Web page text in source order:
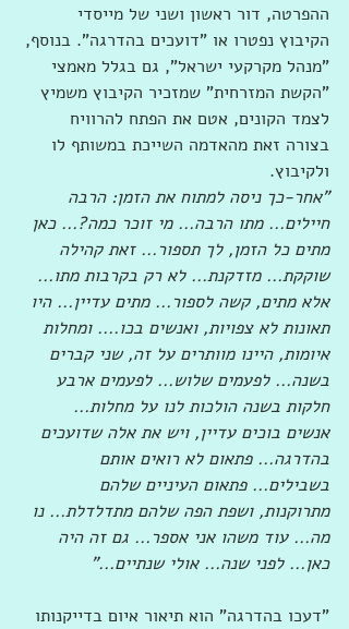
ההפרטה, דור ראשון ושני של מייסדי
הקיבוץ נפטרו או "דועכים בהדרגה". בנוסף,
"מנהל מקרקעי ישראל", גם בגלל מאמצי
"הקשת המזרחית" שמזכיר הקיבוץ משמיץ
לצמד הקונים, אטם את הפתח להרוויח
בצורה זאת מהאדמה השייכת במשותף לו
ולקיבוץ.
"אחר-כך ניסה למתוח את הזמן: הרבה
חיילים... מתו הרבה... מי זוכר כמה?... כאן
מתים כל הזמן, לך תספור... זאת קהילה
שוקקת... מזדקנת... לא רק בקרבות מתו...
אלא מתים, קשה לספור... מתים עדיין... היו
תאונות לא צפויות, ואנשים בכו.... ומחלות
איומות, היינו מוותרים על זה, שני קברים
בשנה... לפעמים שלוש... לפעמים ארבע
חלקות בשנה הולכות לנו על מחלות...
אנשים בוכים עדיין, ויש את אלה שדועכים
בהדרגה... פתאום לא רואים אותם
בשבילים... פתאום העיניים שלהם
מתרוקנות, ושפת הפה שלהם מתדלדלת... נו
מה... עוד משהו אני אספר... גם זה היה
כאן... לפני שנה... אולי שנתיים..."
"דעכו בהדרגה" הוא תיאור איום בדייקנותו